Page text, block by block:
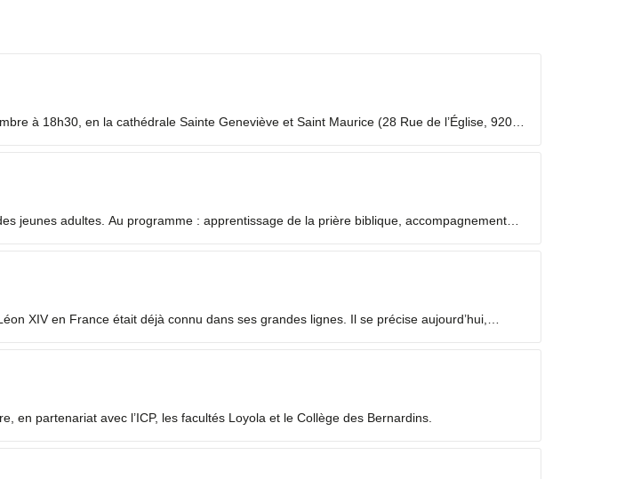
à 18h30, en la cathédrale Sainte Geneviève et Saint Maurice (28 Rue de l’Église, 92000
jeunes adultes. Au programme : apprentissage de la prière biblique, accompagnement
XIV en France était déjà connu dans ses grandes lignes. Il se précise aujourd’hui,
en partenariat avec l’ICP, les facultés Loyola et le Collège des Bernardins.